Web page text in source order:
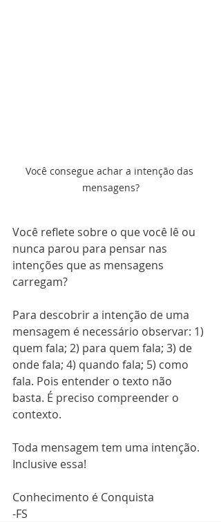
Você consegue achar a intenção das
mensagens?
Você reflete sobre o que você lê ou
nunca parou para pensar nas
intenções que as mensagens
carregam?
Para descobrir a intenção de uma
mensagem é necessário observar: 1)
quem fala; 2) para quem fala; 3) de
onde fala; 4) quando fala; 5) como
fala. Pois entender o texto não
basta. É preciso compreender o
contexto.
Toda mensagem tem uma intenção.
Inclusive essa!
Conhecimento é Conquista
-FS